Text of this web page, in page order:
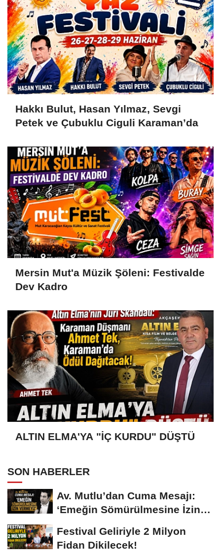
Hakkı Bulut, Hasan Yılmaz, Sevgi
Petek ve Çubuklu Ciguli Karaman’da
Mersin Mut'a Müzik Şöleni: Festivalde
Dev Kadro
ALTIN ELMA'YA "İÇ KURDU" DÜŞTÜ
SON HABERLER
Av. Mutlu’dan Cuma Mesajı:
‘Emeğin Sömürülmesine İzin
Festival Geliriyle 2 Milyon
Fidan Dikilecek!